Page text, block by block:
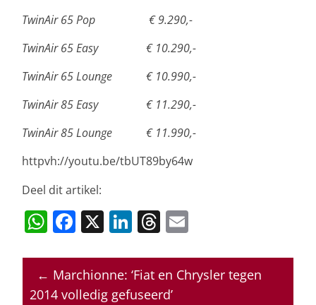
TwinAir 65 Pop € 9.290,-
TwinAir 65 Easy € 10.290,-
TwinAir 65 Lounge € 10.990,-
TwinAir 85 Easy € 11.290,-
TwinAir 85 Lounge € 11.990,-
httpvh://youtu.be/tbUT89by64w
Deel dit artikel:
W
h
at
s
F
a
c
e
X Li
n
k
e
T
h
re
a
ai
l
← Marchionne: ‘Fiat en Chrysler tegen
2014 volledig gefuseerd’